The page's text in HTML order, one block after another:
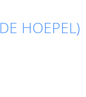
HOEPEL)